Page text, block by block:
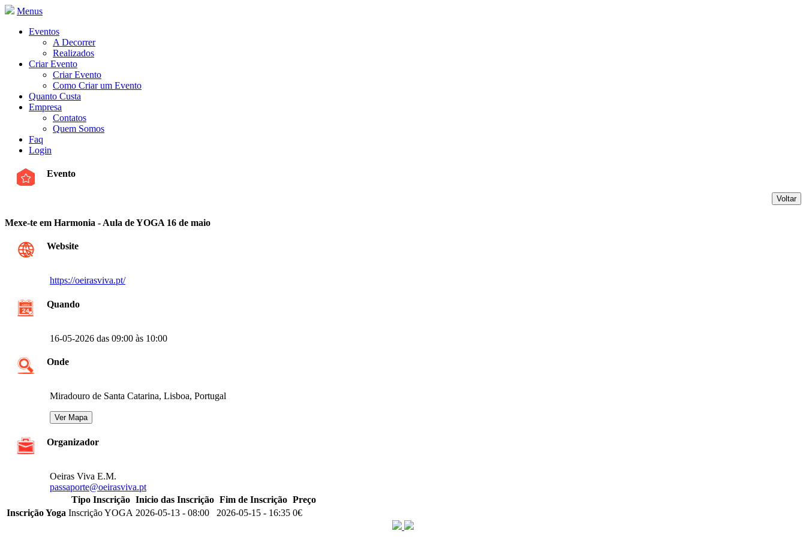
Menus
Eventos
A Decorrer
Realizados
Criar Evento
Criar Evento
Como Criar um Evento
Quanto Custa
Empresa
Contatos
Quem Somos
Faq
Login
Evento
Mexe-te em Harmonia - Aula de YOGA 16 de maio
Website
https://oeirasviva.pt/
Quando
16-05-2026 das 09:00 às 10:00
Onde
Miradouro de Santa Catarina, Lisboa, Portugal
Organizador
Oeiras Viva E.M.
passaporte@oeirasviva.pt
Tipo Inscrição Inicio das Inscrição Fim de Inscrição Preço
Inscrição Yoga Inscrição YOGA 2026-05-13 - 08:00 2026-05-15 - 16:35 0€